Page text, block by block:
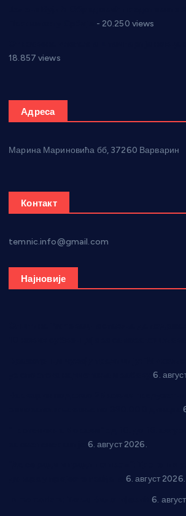
- 20.250 views
18.857 views
Адреса
Марина Мариновића бб, 37260 Варварин
Контакт
temnic.info@gmail.com
Најновије
6.
6. август 2026.
6. август 2026.
6.